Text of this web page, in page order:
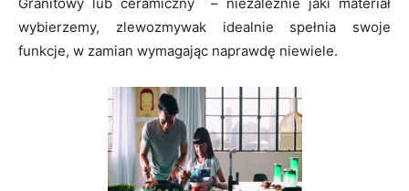
wybierzemy, zlewozmywak idealnie spełnia swoje
funkcje, w zamian wymagając naprawdę niewiele.